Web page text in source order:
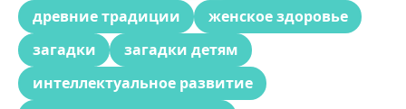
древние традиции
женское здоровье
загадки
загадки детям
интеллектуальное развитие